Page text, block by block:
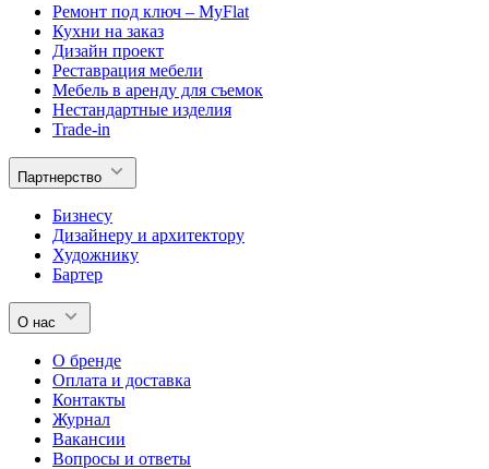
Ремонт под ключ – MyFlat
Кухни на заказ
Дизайн проект
Реставрация мебели
Мебель в аренду для съемок
Нестандартные изделия
Trade-in
Партнерство
Бизнесу
Дизайнеру и архитектору
Художнику
Бартер
О нас
О бренде
Оплата и доставка
Контакты
Журнал
Вакансии
Вопросы и ответы